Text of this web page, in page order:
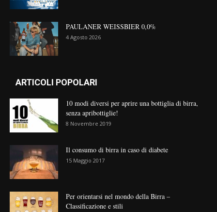
PAULANER WEISSBIER 0,0%
4 Agosto 2026
ARTICOLI POPOLARI
10 modi diversi per aprire una bottiglia di birra,
senza apribottiglie!
8 Novembre 2019
Il consumo di birra in caso di diabete
15 Maggio 2017
Per orientarsi nel mondo della Birra –
Classificazione e stili